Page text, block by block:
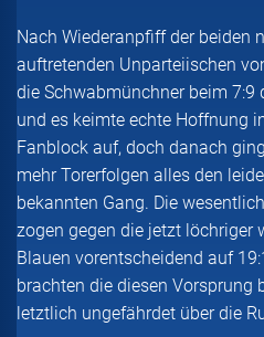
Nach Wiederanpfiff der beiden
auftretenden Unparteiischen
die Schwabmünchner beim 7:9
und es keimte echte Hoffnung
Fanblock auf, doch danach
mehr Torerfolgen alles den
bekannten Gang. Die
zogen gegen die jetzt löchriger
Blauen vorentscheidend auf
brachten die diesen Vorsprung
letztlich ungefährdet über die